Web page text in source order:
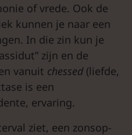
of vrede. Ook de
kunnen je naar een
In die zin kun je
zijn en de
vanuit chessed(liefde,
is een
ervaring.
ziet, een zonsop-